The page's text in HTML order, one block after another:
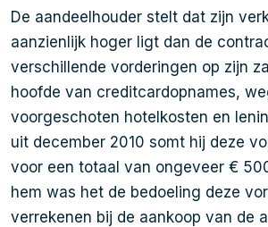
De aandeelhouder stelt dat zijn
aanzienlijk hoger ligt dan de
verschillende vorderingen op zijn
hoofde van creditcardopnames,
voorgeschoten hotelkosten en
uit december 2010 somt hij deze
voor een totaal van ongeveer €
hem was het de bedoeling deze
verrekenen bij de aankoop van de